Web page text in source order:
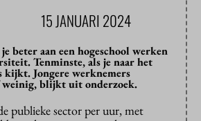
15 JANUARI 2024
beter aan een hogeschool werken
Tenminste, als je naar het
kijkt. Jongere werknemers
blijkt uit onderzoek.
publieke sector per uur, met